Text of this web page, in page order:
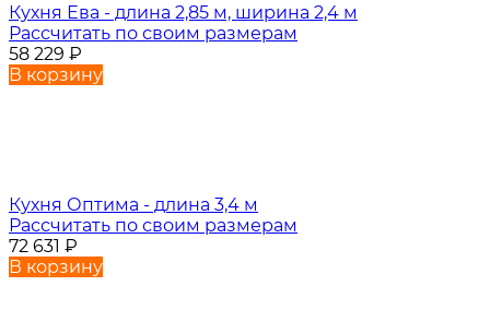
Кухня Ева - длина 2,85 м, ширина 2,4 м
Рассчитать по своим размерам
58 229 ₽
В корзину
Кухня Оптима - длина 3,4 м
Рассчитать по своим размерам
72 631 ₽
В корзину